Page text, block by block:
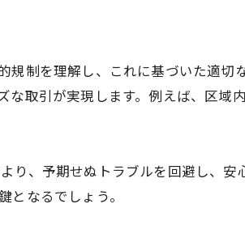
性
の知識
ップ法
制を理解し、これに基づいた適切
取引が実現します。例えば、区域
り、予期せぬトラブルを回避し、安
なるでしょう。